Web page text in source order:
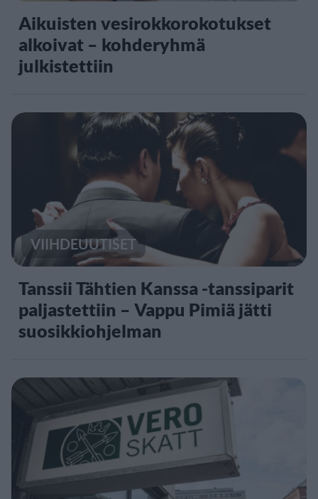
Aikuisten vesirokkorokotukset
alkoivat – kohderyhmä
julkistettiin
VIIHDEUUTISET
Tanssii Tähtien Kanssa -tanssiparit
paljastettiin – Vappu Pimiä jätti
suosikkiohjelman